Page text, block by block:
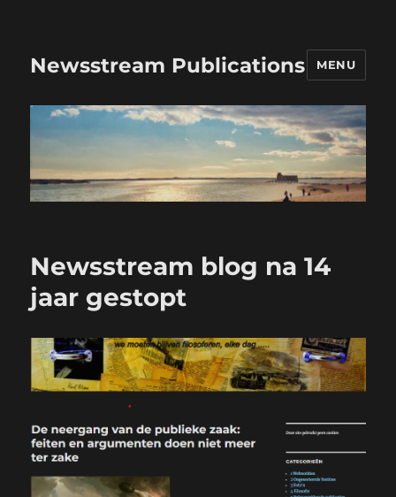
Newsstream Publications MENU
Newsstream blog na 14
jaar gestopt